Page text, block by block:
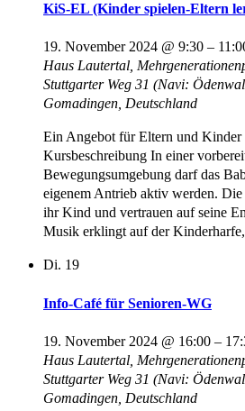
KiS-EL (Kinder spielen-Eltern
19. November 2024 @ 9:30 –
Haus Lautertal,
Stuttgarter Weg 31 (Navi:
Gomadingen, Deutschland
Ein Angebot für Eltern und Kinder
Kursbeschreibung In einer
Bewegungsumgebung darf das
eigenem Antrieb aktiv werden. Die
ihr Kind und vertrauen auf seine
Musik erklingt auf der
Di. 19
Info-Café für Senioren-WG
19. November 2024 @ 16:00 –
Haus Lautertal,
Stuttgarter Weg 31 (Navi:
Gomadingen, Deutschland